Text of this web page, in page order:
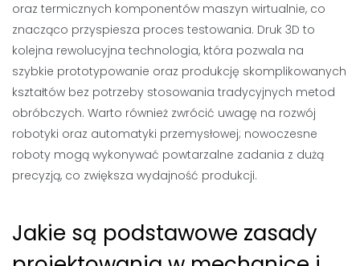
oraz termicznych komponentów maszyn wirtualnie, co
znacząco przyspiesza proces testowania. Druk 3D to
kolejna rewolucyjna technologia, która pozwala na
szybkie prototypowanie oraz produkcję skomplikowanych
kształtów bez potrzeby stosowania tradycyjnych metod
obróbczych. Warto również zwrócić uwagę na rozwój
robotyki oraz automatyki przemysłowej; nowoczesne
roboty mogą wykonywać powtarzalne zadania z dużą
precyzją, co zwiększa wydajność produkcji.
Jakie są podstawowe zasady